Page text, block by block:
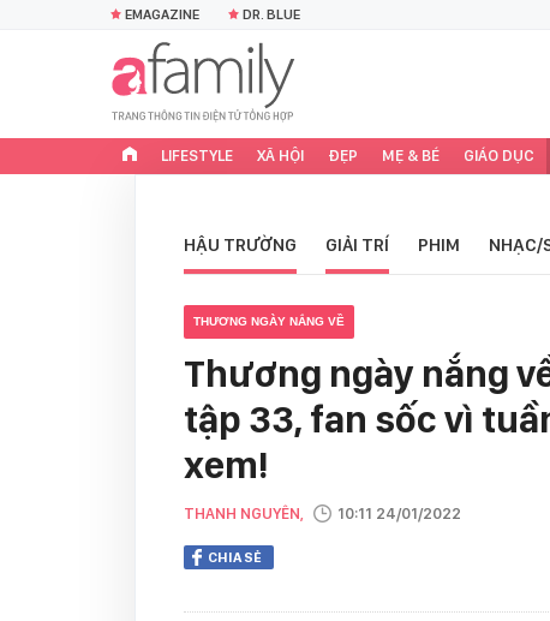
EMAGAZINE DR. BLUE
LIFESTYLE XÃ HỘI ĐẸP MẸ & BÉ GIÁO DỤC
HẬU TRƯỜNG GIẢI TRÍ PHIM NHẠC/
THƯƠNG NGÀY NẮNG VỀ
Thương ngày nắng
tập 33, fan sốc vì
xem!
THANH NGUYÊN, 10:11 24/01/2022
CHIA SẺ